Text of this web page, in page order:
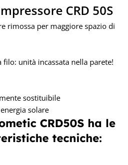
CRD 50S
rimossa per maggiore spazio di
unità incassata nella parete!
sostituibile
solare
CRD50S ha le
tecniche: